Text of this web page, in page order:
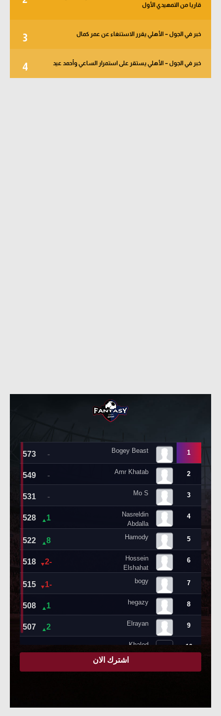
قاريا من التمهيدي الأول
3 خبر في الجول – الأهلي يقرر الاستنغاء عن عمر كمال
4 خبر في الجول – الأهلي يستقر على استمرار الساعي وأحمد عيد